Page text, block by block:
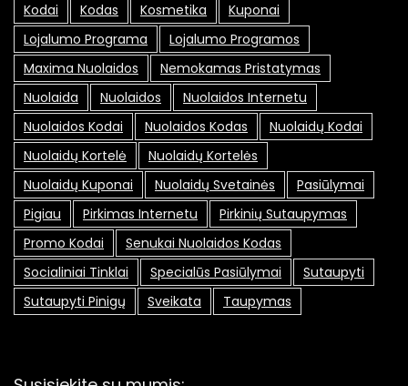
Kodai
Kodas Kosmetika
Kuponai
Lojalumo Programa
Lojalumo Programos
Maxima Nuolaidos
Nemokamas Pristatymas
Nuolaida
Nuolaidos
Nuolaidos Internetu
Nuolaidos Kodai
Nuolaidos Kodas
Nuolaidų Kodai
Nuolaidų Kortelė
Nuolaidų Kortelės
Nuolaidų Kuponai
Nuolaidų Svetainės
Pasiūlymai
Pigiau
Pirkimas Internetu
Pirkinių Sutaupymas
Promo Kodai
Senukai Nuolaidos Kodas
Socialiniai Tinklai
Specialūs Pasiūlymai
Sutaupyti
Sutaupyti Pinigų
Sveikata Taupymas